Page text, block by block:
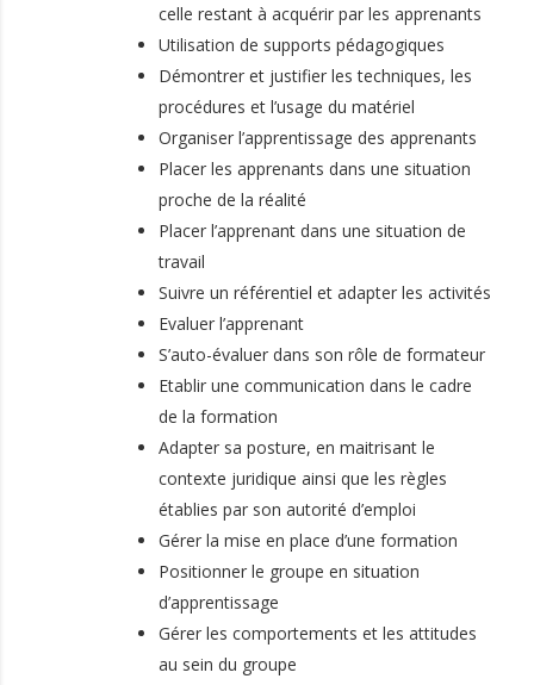
celle restant à acquérir par les apprenants
Utilisation de supports pédagogiques
Démontrer et justifier les techniques, les
procédures et l’usage du matériel
Organiser l’apprentissage des apprenants
Placer les apprenants dans une situation
proche de la réalité
Placer l’apprenant dans une situation de
travail
Suivre un référentiel et adapter les activités
Evaluer l’apprenant
S’auto-évaluer dans son rôle de formateur
Etablir une communication dans le cadre
de la formation
Adapter sa posture, en maitrisant le
contexte juridique ainsi que les règles
établies par son autorité d’emploi
Gérer la mise en place d’une formation
Positionner le groupe en situation
d’apprentissage
Gérer les comportements et les attitudes
au sein du groupe